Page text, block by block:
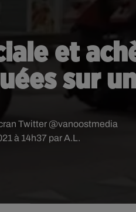
et
sur
à 14h37 par A.L.
Twitter @vanoostmedia